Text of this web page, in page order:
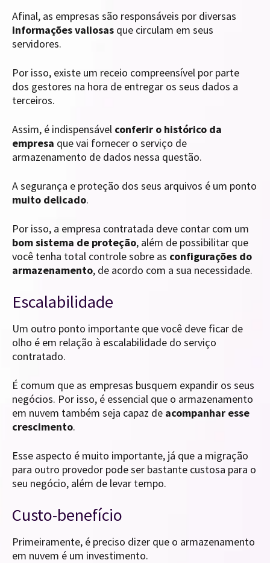
Afinal, as empresas são responsáveis por diversas
informações valiosas que circulam em seus
servidores.
Por isso, existe um receio compreensível por parte
dos gestores na hora de entregar os seus dados a
terceiros.
Assim, é indispensável conferir o histórico da
empresa que vai fornecer o serviço de
armazenamento de dados nessa questão.
A segurança e proteção dos seus arquivos é um ponto
muito delicado.
Por isso, a empresa contratada deve contar com um
bom sistema de proteção, além de possibilitar que
você tenha total controle sobre as configurações do
armazenamento, de acordo com a sua necessidade.
Escalabilidade
Um outro ponto importante que você deve ficar de
olho é em relação à escalabilidade do serviço
contratado.
É comum que as empresas busquem expandir os seus
negócios. Por isso, é essencial que o armazenamento
em nuvem também seja capaz de acompanhar esse
crescimento.
Esse aspecto é muito importante, já que a migração
para outro provedor pode ser bastante custosa para o
seu negócio, além de levar tempo.
Custo-benefício
Primeiramente, é preciso dizer que o armazenamento
em nuvem é um investimento.